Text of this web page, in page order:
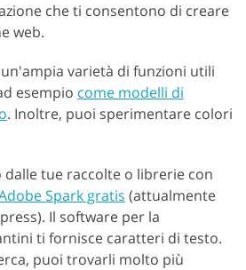
che ti consentono di creare
web.
varietà di funzioni utili
esempio come modelli di
. Inoltre, puoi sperimentare colori
tue raccolte o librerie con
Spark gratis (attualmente
Il software per la
ti fornisce caratteri di testo.
puoi trovarli molto più